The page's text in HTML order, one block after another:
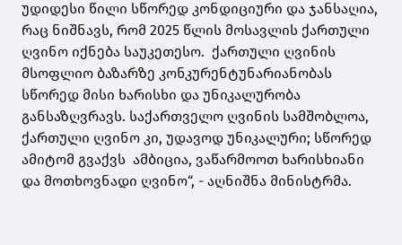
უდიდესი წილი სწორედ კონდიციური და ჯანსაღია,
რაც ნიშნავს, რომ 2025 წლის მოსავლის ქართული
ღვინო იქნება საუკეთესო. ქართული ღვინის
მსოფლიო ბაზარზე კონკურენტუნარიანობას
სწორედ მისი ხარისხი და უნიკალურობა
განსაზღვრავს. საქართველო ღვინის სამშობლოა,
ქართული ღვინო კი, უდავოდ უნიკალური; სწორედ
ამიტომ გვაქვს ამბიცია, ვაწარმოოთ ხარისხიანი
და მოთხოვნადი ღვინო“, - აღნიშნა მინისტრმა.